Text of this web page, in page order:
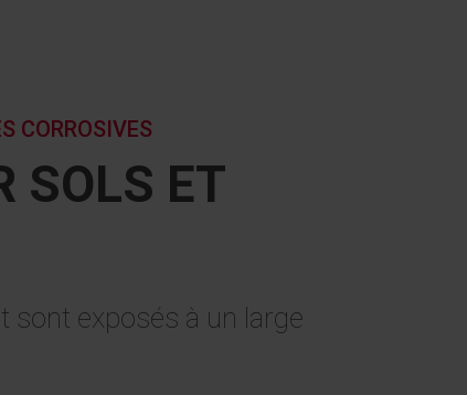
SOLS ET
CORROSIVES
sont exposés à un large